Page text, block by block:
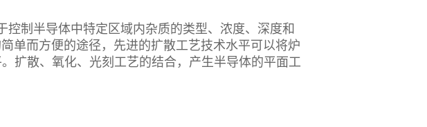
制半导体中特定区域内杂质的类型、浓度、深度和
单而方便的途径，先进的扩散工艺技术水平可以将炉
扩散、氧化、光刻工艺的结合，产生半导体的平面工